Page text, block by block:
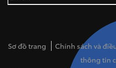
Sơ đồ trang Chính sách và
thông tin